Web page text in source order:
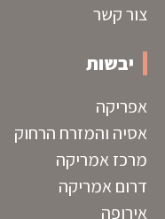
צור קשר
יבשות
אפריקה
אסיה והמזרח הרחוק
מרכז אמריקה
דרום אמריקה
אירופה